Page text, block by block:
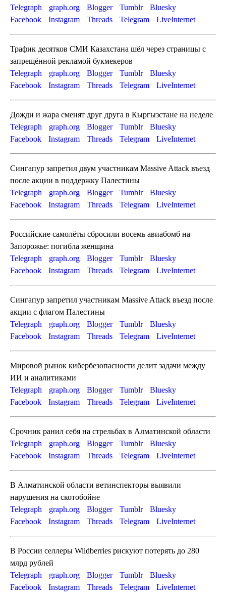
Telegraph
graph.org Blogger Tumblr
Bluesky
Facebook
Instagram Threads Telegram LiveInternet
Трафик десятков СМИ Казахстана шёл через страницы с
запрещённой рекламой букмекеров
Telegraph
graph.org Blogger Tumblr
Bluesky
Facebook
Instagram Threads Telegram LiveInternet
Дожди и жара сменят друг друга в Кыргызстане на неделе
Telegraph
graph.org Blogger Tumblr
Bluesky
Facebook
Instagram Threads Telegram LiveInternet
Сингапур запретил двум участникам Massive Attack въезд
после акции в поддержку Палестины
Telegraph
graph.org Blogger Tumblr
Bluesky
Facebook
Instagram Threads Telegram LiveInternet
Российские самолёты сбросили восемь авиабомб на
Запорожье: погибла женщина
Telegraph
graph.org Blogger Tumblr
Bluesky
Facebook
Instagram Threads Telegram LiveInternet
Сингапур запретил участникам Massive Attack въезд после
акции с флагом Палестины
Telegraph
graph.org Blogger Tumblr
Bluesky
Facebook
Instagram Threads Telegram LiveInternet
Мировой рынок кибербезопасности делит задачи между
ИИ и аналитиками
Telegraph
graph.org Blogger Tumblr
Bluesky
Facebook
Instagram Threads Telegram LiveInternet
Срочник ранил себя на стрельбах в Алматинской области
Telegraph
graph.org Blogger Tumblr
Bluesky
Facebook
Instagram Threads Telegram LiveInternet
В Алматинской области ветинспекторы выявили
нарушения на скотобойне
Telegraph
graph.org Blogger Tumblr
Bluesky
Facebook
Instagram Threads Telegram LiveInternet
В России селлеры Wildberries рискуют потерять до 280
млрд рублей
Telegraph
graph.org Blogger Tumblr
Bluesky
Facebook
Instagram Threads Telegram LiveInternet